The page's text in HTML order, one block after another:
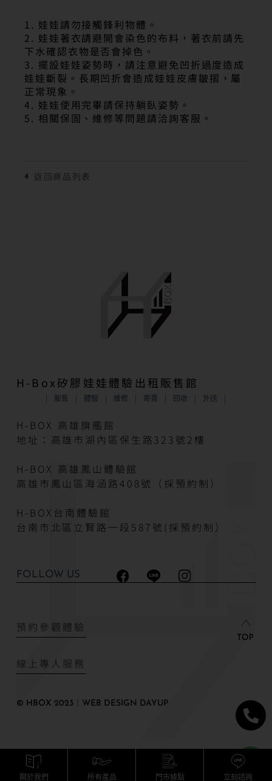
1. 娃娃請勿接觸鋒利物體。
2. 娃娃著衣請避開會染色的布料，著衣前請先
下水確認衣物是否會掉色。
3. 擺設娃娃姿勢時，請注意避免凹折過度造成
娃娃斷裂。長期凹折會造成娃娃皮膚皺摺，屬
正常現象。
4. 娃娃使用完畢請保持躺臥姿勢。
5. 相關保固、維修等問題請洽詢客服。
H-Box矽膠娃娃體驗出租販售館
販售 體驗 維修 寄賣 回收 外送
H-BOX 高雄旗艦館
地址：高雄市湖內區保生路323號2樓
H-BOX 高雄鳳山體驗館
高雄市鳳山區海涵路408號（採預約制）
H-BOX台南體驗館
台南市北區立賢路一段587號(採預約制）
FOLLOW US
預約參觀體驗
線上專人服務
© HBOX 2023｜WEB DESIGN DAYUP
關於我們 所有產品 門市據點 立刻諮詢